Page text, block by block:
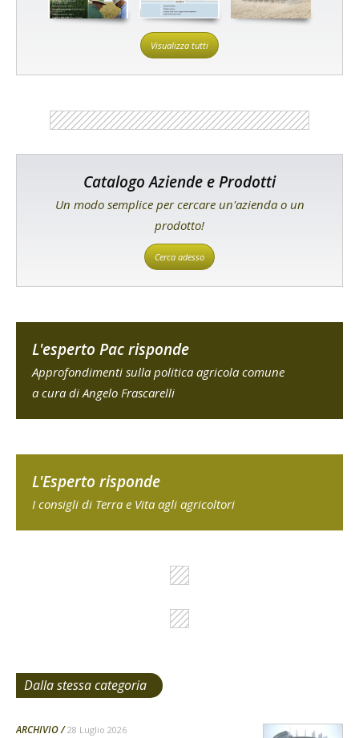
Visualizza tutti
Catalogo Aziende e Prodotti
Un modo semplice per cercare un'azienda o un
prodotto!
Cerca adesso
L'esperto Pac risponde
Approfondimenti sulla politica agricola comune
a cura di Angelo Frascarelli
L'Esperto risponde
I consigli di Terra e Vita agli agricoltori
Dalla stessa categoria
ARCHIVIO 28 Luglio 2026